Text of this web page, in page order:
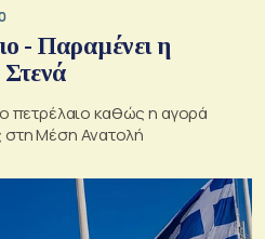
- Παραμένει η
πετρέλαιο καθώς η αγορά
στη Μέση Ανατολή